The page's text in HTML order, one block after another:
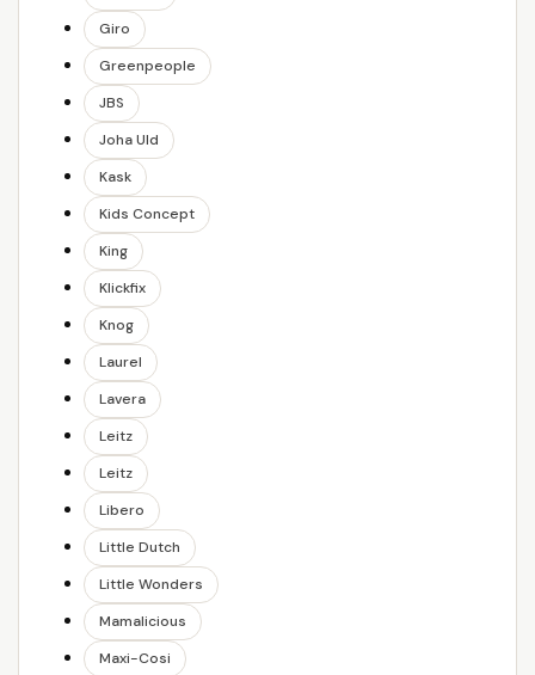
Giro
Greenpeople
JBS
Joha Uld
Kask
Kids Concept
King
Klickfix
Knog
Laurel
Lavera
Leitz
Leitz
Libero
Little Dutch
Little Wonders
Mamalicious
Maxi-Cosi